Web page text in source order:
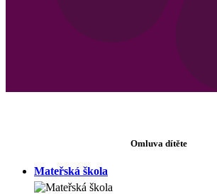
Omluva dítěte
Mateřská škola